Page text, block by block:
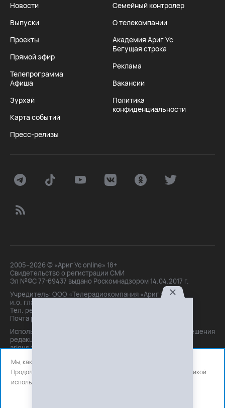
Новости
Выпуски
Проекты
Прямой эфир
Телепрограмма
Афиша
Зурхай
Карта событий
Пресс-релизы
Семейный контролер
О телекомпании
Академия Ариг Ус
Бегущая строка
Реклама
Вакансии
Политика
конфиденциальности
2005–2026 © «Ариг Ус online» 18+
Свидетельство о регистрации СМИ
Эл №ФС 77-69437 выдано Роскомнадзором 14.04.2017 г.
Учредитель: ООО «Телерадиокомпания «Ариг Ус»,
и.о. главного редактора: Маханова О.Б.
Тел. peдakции: +7(3012)21-30-14,
Почта peдakции: editor@arigus.tv
Использование материалов только с письменного разрешения
редакции. При цитировании прямая активная ссылка на
arigus.tv обязательна.
Мы, как и все используем файлы cookie и сервисы аналитики.
Продолжая использовать сайт, вы соглашаетесь с нашей
политикой
использования